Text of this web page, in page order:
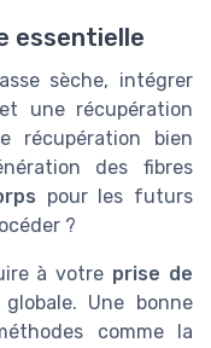
essentielle
sèche, intégrer
une récupération
récupération bien
des fibres
pour les futurs
?
à votre prise de
Une bonne
comme la